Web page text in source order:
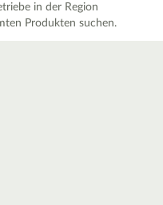
in der Region
Produkten suchen.